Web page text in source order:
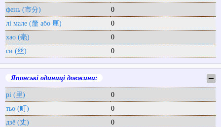
фень (市分)
0
лі мале (釐 або 厘)
0
хао (毫)
0
си (丝)
0
Японські одиниці довжини: ─
рі (里)
0
тьо (町)
0
дзё (丈)
0